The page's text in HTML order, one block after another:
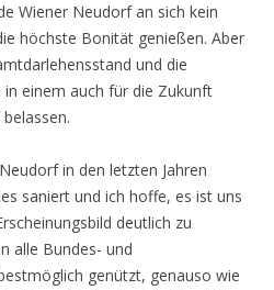
Wiener Neudorf an sich kein
höchste Bonität genießen. Aber
und die
einem auch für die Zukunft
in den letzten Jahren
saniert und ich hoffe, es ist uns
deutlich zu
alle Bundes- und
genützt, genauso wie